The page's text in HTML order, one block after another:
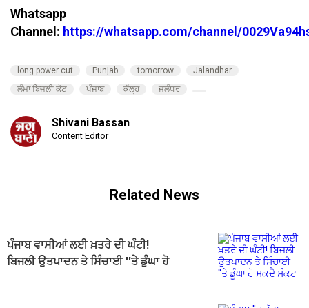
Whatsapp
Channel: https://whatsapp.com/channel/
long power cut Punjab tomorrow
Jalandhar
ਲੰਮਾ ਬਿਜਲੀ ਕੱਟ
ਪੰਜਾਬ ਕੱਲ੍ਹ ਜਲੰਧਰ
Shivani Bassan
Content Editor
Related News
ਪੰਜਾਬ ਵਾਸੀਆਂ ਲਈ ਖ਼ਤਰੇ ਦੀ ਘੰਟੀ!
ਬਿਜਲੀ ਉਤਪਾਦਨ ਤੇ ਸਿੰਚਾਈ ''ਤੇ ਡੂੰਘਾ ਹੋ